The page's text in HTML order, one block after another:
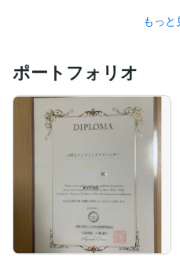
もっと
ポートフォリオ